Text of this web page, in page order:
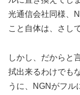
光通信会社同様、
こと自体は、さし
しかし、だからと
拭出来るわけでも
うに、NGNがフル